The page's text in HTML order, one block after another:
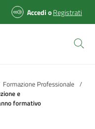
AccedioRegistrati
Formazione Professionale /
e
formativo